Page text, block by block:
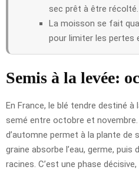
sec prêt à être récolté.
La moisson se fait
pour limiter les pertes
Semis à la levée:
En France, le blé tendre destiné
semé entre octobre et
d’automne permet à la plante de
graine absorbe l’eau, germe, puis
racines. C’est une phase